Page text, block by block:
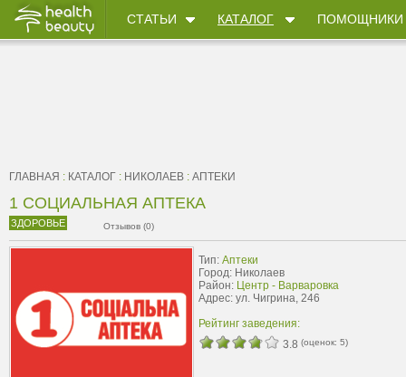
СТАТЬИ КАТАЛОГ ПОМОЩНИКИ
ГЛАВНАЯ : КАТАЛОГ : НИКОЛАЕВ : АПТЕКИ
1 СОЦИАЛЬНАЯ АПТЕКА
ЗДОРОВЬЕ Отзывов (0)
Тип: Аптеки
Город: Николаев
Район: Центр - Варваровка
Адрес: ул. Чигрина, 246
Рейтинг заведения:
3.8 (оценок: 5)